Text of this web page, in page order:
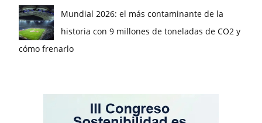
Mundial 2026: el más contaminante de la
historia con 9 millones de toneladas de CO2 y
cómo frenarlo